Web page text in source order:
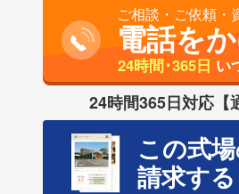
ご相談・ご依頼・
電話を
24時間･365日 い
24時間365日対応【
この式場
請求する